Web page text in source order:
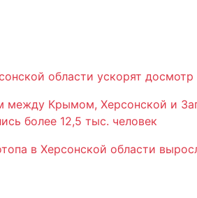
области ускорят
между Крымом, Херсонской и
более 12,5 тыс. человек
в Херсонской области